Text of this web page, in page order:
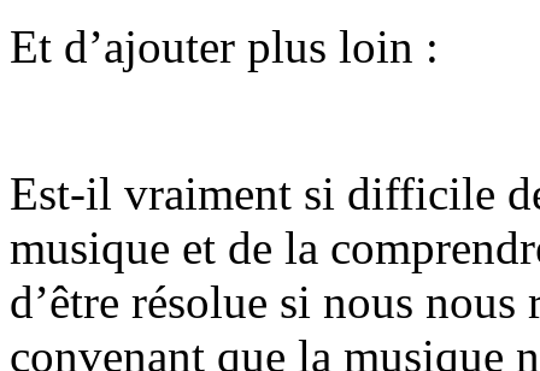
Et d’ajouter plus loin :
Est-il vraiment si difficile
musique et de la
d’être résolue si nous nous
convenant que la musique